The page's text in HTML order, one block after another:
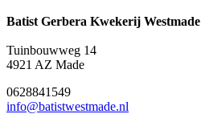
Batist Gerbera Kwekerij Westmade
Tuinbouwweg 14
4921 AZ Made
0628841549
info@batistwestmade.nl